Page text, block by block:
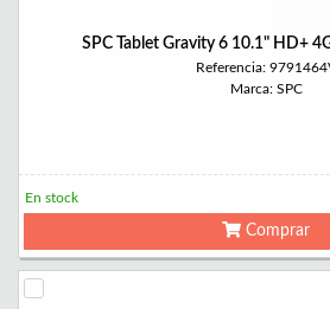
SPC Tablet Gravity 6 10.1" HD+
Referencia:
Marca: SPC
En stock
Comprar